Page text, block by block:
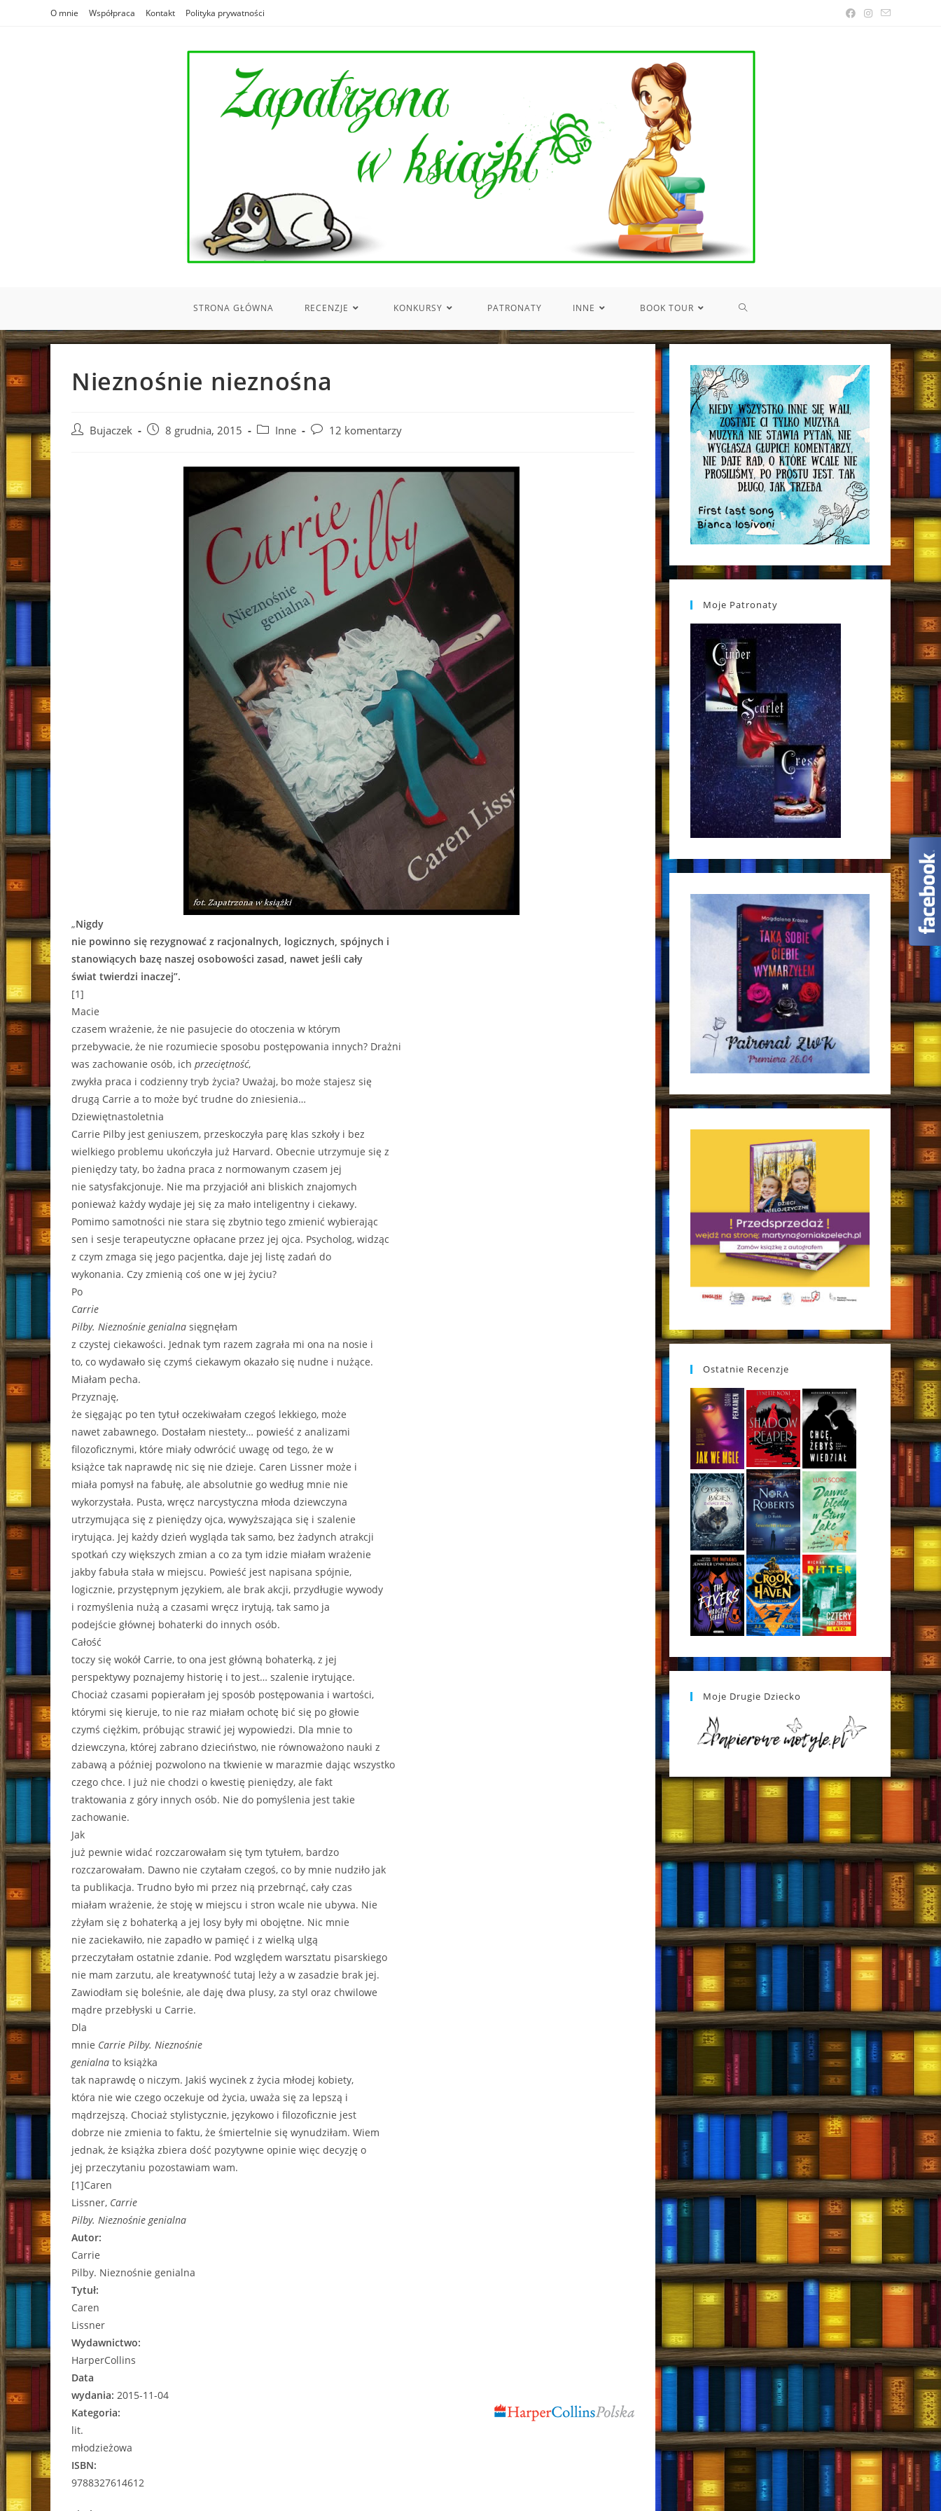
O mnie Współpraca Kontakt Polityka prywatności
STRONA GŁÓWNA RECENZJE KONKURSY PATRONATY INNE BOOK TOUR TOGGLE
SEARCH
Nieznośnie nieznośna
Post Bujaczek
Post8 grudnia, 2015
Post Inne
Post 12 komentarzy
„Nigdy
nie powinno się rezygnować z racjonalnych, logicznych, spójnych i
stanowiących bazę naszej osobowości zasad, nawet jeśli cały
świat twierdzi inaczej”.
[1]
Macie
czasem wrażenie, że nie pasujecie do otoczenia w którym
przebywacie, że nie rozumiecie sposobu postępowania innych? Drażni
was zachowanie osób, ich przeciętność,
zwykła praca i codzienny tryb życia? Uważaj, bo może stajesz się
drugą Carrie a to może być trudne do zniesienia…
Dziewiętnastoletnia
Carrie Pilby jest geniuszem, przeskoczyła parę klas szkoły i bez
wielkiego problemu ukończyła już Harvard. Obecnie utrzymuje się z
pieniędzy taty, bo żadna praca z normowanym czasem jej
nie satysfakcjonuje. Nie ma przyjaciół ani bliskich znajomych
ponieważ każdy wydaje jej się za mało inteligentny i ciekawy.
Pomimo samotności nie stara się zbytnio tego zmienić wybierając
sen i sesje terapeutyczne opłacane przez jej ojca. Psycholog, widząc
z czym zmaga się jego pacjentka, daje jej listę zadań do
wykonania. Czy zmienią coś one w jej życiu?
Po
Carrie
Pilby. Nieznośnie genialna sięgnęłam
z czystej ciekawości. Jednak tym razem zagrała mi ona na nosie i
to, co wydawało się czymś ciekawym okazało się nudne i nużące.
Miałam pecha.
Przyznaję,
że sięgając po ten tytuł oczekiwałam czegoś lekkiego, może
nawet zabawnego. Dostałam niestety… powieść z analizami
filozoficznymi, które miały odwrócić uwagę od tego, że w
książce tak naprawdę nic się nie dzieje. Caren Lissner może i
miała pomysł na fabułę, ale absolutnie go według mnie nie
wykorzystała. Pusta, wręcz narcystyczna młoda dziewczyna
utrzymująca się z pieniędzy ojca, wywyższająca się i szalenie
irytująca. Jej każdy dzień wygląda tak samo, bez żadynch atrakcji
spotkań czy większych zmian a co za tym idzie miałam wrażenie
jakby fabuła stała w miejscu. Powieść jest napisana spójnie,
logicznie, przystępnym językiem, ale brak akcji, przydługie wywody
i rozmyślenia nużą a czasami wręcz irytują, tak samo ja
podejście głównej bohaterki do innych osób.
Całość
toczy się wokół Carrie, to ona jest główną bohaterką, z jej
perspektywy poznajemy historię i to jest… szalenie irytujące.
Chociaż czasami popierałam jej sposób postępowania i wartości,
którymi się kieruje, to nie raz miałam ochotę bić się po głowie
czymś ciężkim, próbując strawić jej wypowiedzi. Dla mnie to
dziewczyna, której zabrano dzieciństwo, nie równoważono nauki z
zabawą a później pozwolono na tkwienie w marazmie dając wszystko
czego chce. I już nie chodzi o kwestię pieniędzy, ale fakt
traktowania z góry innych osób. Nie do pomyślenia jest takie
zachowanie.
Jak
już pewnie widać rozczarowałam się tym tytułem, bardzo
rozczarowałam. Dawno nie czytałam czegoś, co by mnie nudziło jak
ta publikacja. Trudno było mi przez nią przebrnąć, cały czas
miałam wrażenie, że stoję w miejscu i stron wcale nie ubywa. Nie
zżyłam się z bohaterką a jej losy były mi obojętne. Nic mnie
nie zaciekawiło, nie zapadło w pamięć i z wielką ulgą
przeczytałam ostatnie zdanie. Pod względem warsztatu pisarskiego
nie mam zarzutu, ale kreatywność tutaj leży a w zasadzie brak jej.
Zawiodłam się boleśnie, ale daję dwa plusy, za styl oraz chwilowe
mądre przebłyski u Carrie.
Dla
mnie Carrie Pilby. Nieznośnie
genialna to książka
tak naprawdę o niczym. Jakiś wycinek z życia młodej kobiety,
która nie wie czego oczekuje od życia, uważa się za lepszą i
mądrzejszą. Chociaż stylistycznie, językowo i filozoficznie jest
dobrze nie zmienia to faktu, że śmiertelnie się wynudziłam. Wiem
jednak, że książka zbiera dość pozytywne opinie więc decyzję o
jej przeczytaniu pozostawiam wam.
[1]Caren
Lissner, Carrie
Pilby. Nieznośnie genialna
Autor:
Carrie
Pilby. Nieznośnie genialna
Tytuł:
Caren
Lissner
Wydawnictwo:
HarperCollins
Data
wydania: 2015-11-04
Kategoria:
lit.
młodzieżowa
ISBN:
9788327614612
Moje Patronaty
Ostatnie Recenzje
Moje Drugie Dziecko